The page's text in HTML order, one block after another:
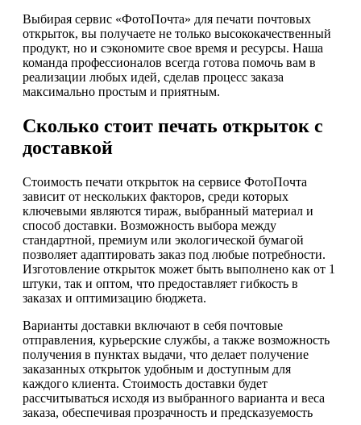
Выбирая сервис «ФотоПочта» для печати почтовых
открыток, вы получаете не только высококачественный
продукт, но и сэкономите свое время и ресурсы. Наша
команда профессионалов всегда готова помочь вам в
реализации любых идей, сделав процесс заказа
максимально простым и приятным.
Сколько стоит печать открыток с
доставкой
Стоимость печати открыток на сервисе ФотоПочта
зависит от нескольких факторов, среди которых
ключевыми являются тираж, выбранный материал и
способ доставки. Возможность выбора между
стандартной, премиум или экологической бумагой
позволяет адаптировать заказ под любые потребности.
Изготовление открыток может быть выполнено как от 1
штуки, так и оптом, что предоставляет гибкость в
заказах и оптимизацию бюджета.
Варианты доставки включают в себя почтовые
отправления, курьерские службы, а также возможность
получения в пунктах выдачи, что делает получение
заказанных открыток удобным и доступным для
каждого клиента. Стоимость доставки будет
рассчитываться исходя из выбранного варианта и веса
заказа, обеспечивая прозрачность и предсказуемость